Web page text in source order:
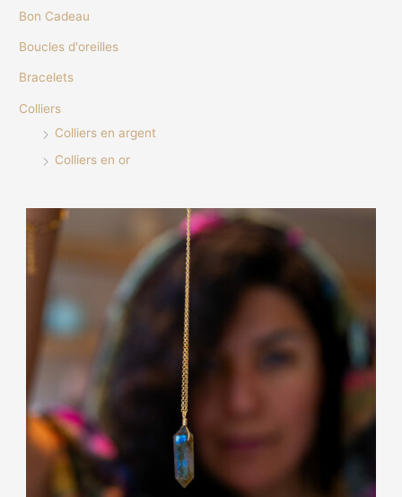
h
o
u
Bon Cadeau
Boucles d'oreilles
Bracelets
Colliers
Colliers en argent
Colliers en or